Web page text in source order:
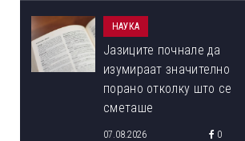
НАУКА
Јазиците почнале да
изумираат значително
порано отколку што се
сметаше
07.08.2026 0